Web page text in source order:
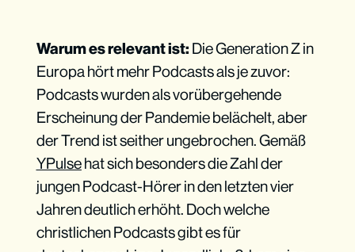
Warum es relevant ist: Die Generation Z in
Europa hört mehr Podcasts als je zuvor:
Podcasts wurden als vorübergehende
Erscheinung der Pandemie belächelt, aber
der Trend ist seither ungebrochen. Gemäß
YPulsehat sich besonders die Zahl der
jungen Podcast-Hörer in den letzten vier
Jahren deutlich erhöht. Doch welche
christlichen Podcasts gibt es für